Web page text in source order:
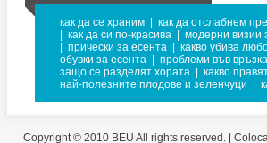
как да се храним как да отслабнем
как да си по-красива модерни визии
прически за есента какво убива
обувки за есента
проблеми във
защо се разделят хората
какво
най-полезните плодове и зеленчуци
Copyright © 2010 BEU All rights reserved. |